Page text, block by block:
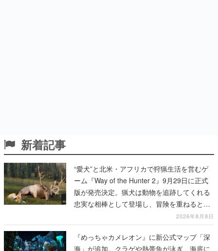
新着記事
“愛犬”と北米・アフリカで狩猟生活を営むゲ
ーム『Way of the Hunter 2』9月29日に正式
版が発売決定。猟犬は動物を追跡してくれる
忠実な相棒として登場し、冒険を重ねると成
2026年8月8日
『めっちゃカメレオン』に新公式マップ「深
海」が追加。クラゲや熱帯魚が泳ぎ、海底に